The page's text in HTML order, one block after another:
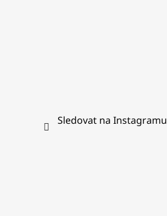
Sledovat na Instagramu